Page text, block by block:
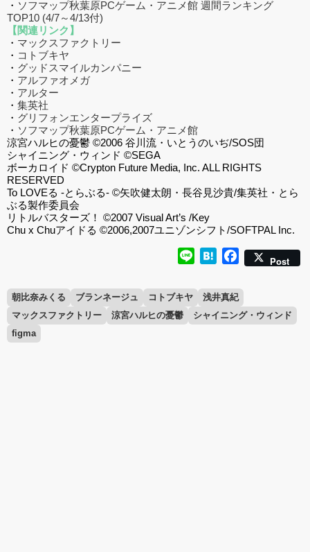
・ ソフマップ秋葉原PCゲーム・アニメ館 週間ランキング
TOP10 (4/7～4/13付)
【関連リンク】
・ マックスファクトリー
・ コトブキヤ
・ グッドスマイルカンパニー
・ アルファオメガ
・ アルター
・ 集英社
・ グリフォンエンタープライズ
・ ソフマップ秋葉原PCゲーム・アニメ館
涼宮ハルヒの憂鬱 ©2006 谷川流・いとうのいぢ/SOS団
シャイニング・ウィンド ©SEGA
ボーカロイド ©Crypton Future Media, Inc. ALL RIGHTS
RESERVED
To LOVEる -とらぶる- ©矢吹健太朗・長谷見沙貴/集英社・とら
ぶる製作委員会
リトルバスターズ！ ©2007 Visual Art’s /Key
Chu x Chuアイドる ©2006,2007ユニゾンシフト/SOFTPAL Inc.
Line HatenaFacebook
Post
朝比奈みくる ブランネージュ コトブキヤ
浅井真紀
マックスファクトリー
涼宮ハルヒの憂鬱
シャイニング・ウィンド
figma